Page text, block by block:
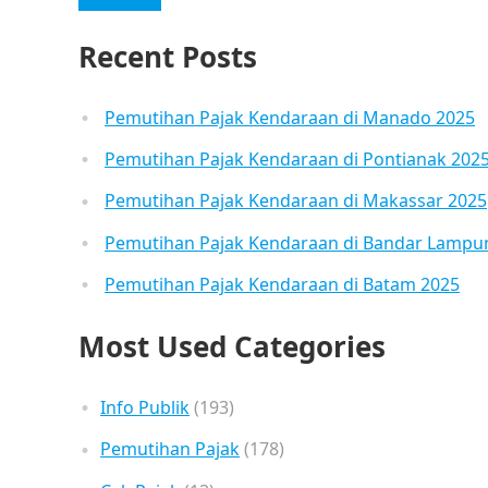
Recent Posts
Pemutihan Pajak Kendaraan di Manado 2025
Pemutihan Pajak Kendaraan di Pontianak
Pemutihan Pajak Kendaraan di Makassar 2025
Pemutihan Pajak Kendaraan di Bandar
Pemutihan Pajak Kendaraan di Batam 2025
Most Used Categories
Info Publik(193)
Pemutihan Pajak(178)